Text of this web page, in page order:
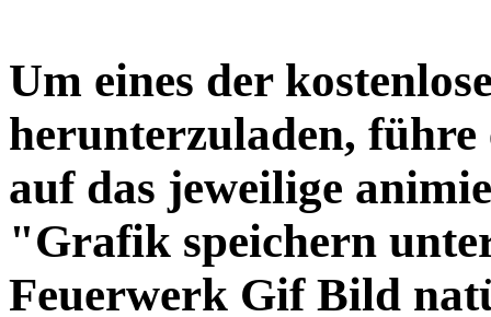
Um eines der
herunterzuladen,
auf das jeweilige
"Grafik speichern
Feuerwerk Gif Bild